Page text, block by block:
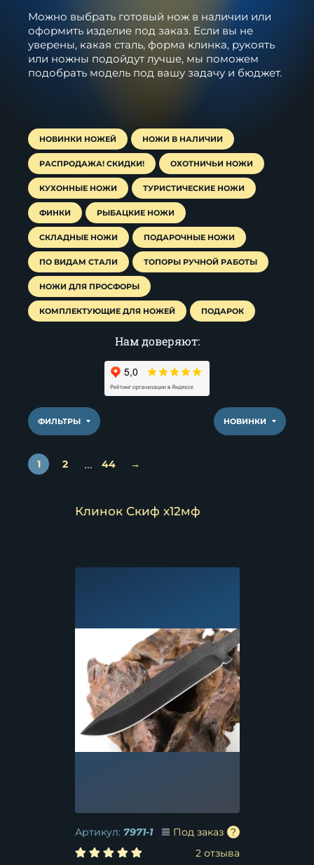
Можно выбрать готовый нож в наличии или
оформить изделие под заказ. Если вы не
уверены, какая сталь, форма клинка, рукоять
или ножны подойдут лучше, мы поможем
подобрать модель под вашу задачу и бюджет.
НОВИНКИ НОЖЕЙ НОЖИ В НАЛИЧИИ
РАСПРОДАЖА! СКИДКИ! ОХОТНИЧЬИ НОЖИ
КУХОННЫЕ НОЖИ ТУРИСТИЧЕСКИЕ НОЖИ
ФИНКИ РЫБАЦКИЕ НОЖИ
СКЛАДНЫЕ НОЖИ ПОДАРОЧНЫЕ НОЖИ
ПО ВИДАМ СТАЛИ ТОПОРЫ РУЧНОЙ РАБОТЫ
НОЖИ ДЛЯ ПРОСФОРЫ
КОМПЛЕКТУЮЩИЕ ДЛЯ НОЖЕЙ ПОДАРОК
Нам доверяют:
ФИЛЬТРЫ НОВИНКИ
1 2 ... 44 →
Клинок Скиф х12мф
Артикул: 7971-1
Под заказ
2 отзыва